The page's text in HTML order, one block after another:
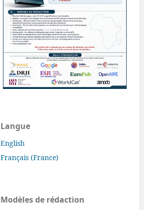
Langue
English
Français (France)
Modèles de rédaction